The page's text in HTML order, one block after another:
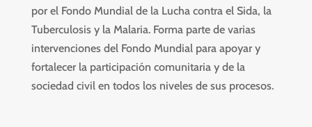
por el Fondo Mundial de la Lucha contra el Sida, la
Tuberculosis y la Malaria. Forma parte de varias
intervenciones del Fondo Mundial para apoyar y
fortalecer la participación comunitaria y de la
sociedad civil en todos los niveles de sus procesos.